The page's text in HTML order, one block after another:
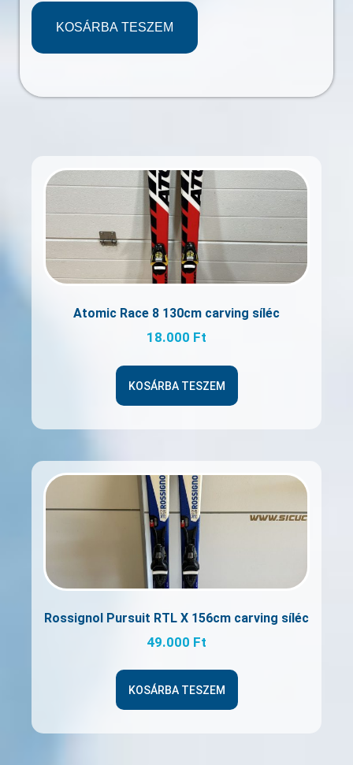
KOSÁRBA TESZEM
Atomic Race 8 130cm carving síléc
18.000 Ft
KOSÁRBA TESZEM
Rossignol Pursuit RTL X 156cm carving síléc
49.000 Ft
KOSÁRBA TESZEM